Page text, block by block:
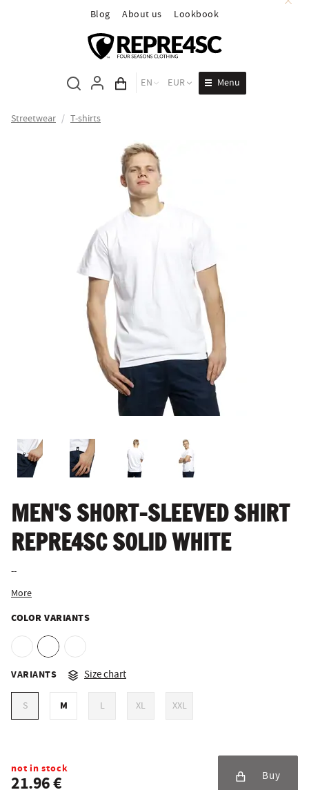
Blog About us Lookbook
Cart total
EN EUR Menu
Streetwear / T-shirts
MEN'S SHORT-SLEEVED SHIRT
REPRE4SC SOLID WHITE
--
More
COLOR VARIANTS
VARIANTS Size chart
S M L XL XXL
not in stock
21.96 € Buy